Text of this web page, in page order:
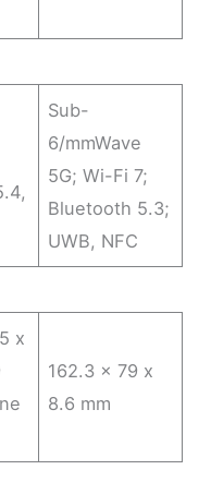
Sub-
6/mmWave
5G; Wi-Fi 7;
Bluetooth 5.3;
UWB, NFC
x
162.3 x 79 x
8.6 mm